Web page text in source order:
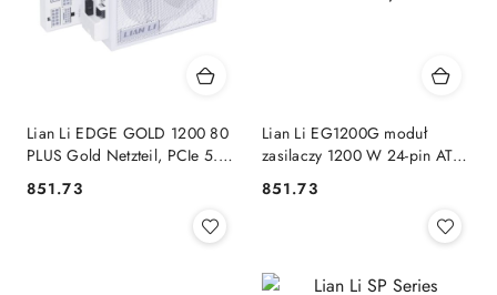
Lian Li EDGE GOLD 1200 80
PLUS Gold Netzteil, PCIe 5.1,
inkl. USB-Hub LIAN LI
Cena:
851.73
Lian Li EG1200G moduł
zasilaczy 1200 W 24-pin ATX
Cena:
851.73